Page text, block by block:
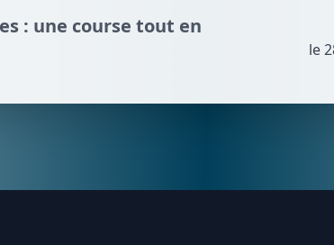
: une course tout en
le